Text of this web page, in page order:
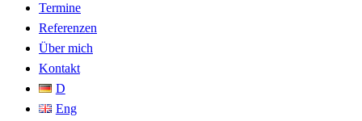
Termine
Referenzen
Über mich
Kontakt
D
Eng